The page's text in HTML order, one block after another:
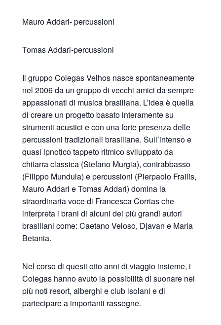
Mauro Addari- percussioni
Tomas Addari-percussioni
Il gruppo Colegas Velhos nasce spontaneamente
nel 2006 da un gruppo di vecchi amici da sempre
appassionati di musica brasiliana. L’idea è quella
di creare un progetto basato interamente su
strumenti acustici e con una forte presenza delle
percussioni tradizionali brasiliane. Sull’intenso e
quasi ipnotico tappeto ritmico sviluppato da
chitarra classica (Stefano Murgia), contrabbasso
(Filippo Mundula) e percussioni (Pierpaolo Frailis,
Mauro Addari e Tomas Addari) domina la
straordinaria voce di Francesca Corrias che
interpreta i brani di alcuni dei più grandi autori
brasiliani come: Caetano Veloso, Djavan e Maria
Betania.
Nel corso di questi otto anni di viaggio insieme, i
Colegas hanno avuto la possibilità di suonare nei
più noti resort, alberghi e club isolani e di
partecipare a importanti rassegne.